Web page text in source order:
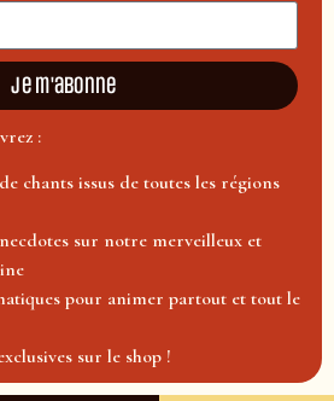
Je m'abonne
:
chants issus de toutes les régions
sur notre merveilleux et
pour animer partout et tout le
sur le shop !